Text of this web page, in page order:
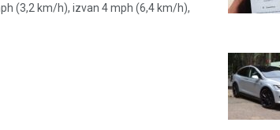
(3,2 km/h), izvan 4 mph (6,4 km/h),